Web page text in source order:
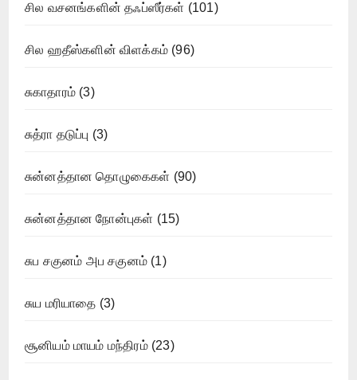
சில வசனங்களின் தஃப்ஸீர்கள் (101)
சில ஹதீஸ்களின் விளக்கம் (96)
சுகாதாரம் (3)
சுத்ரா தடுப்பு (3)
சுன்னத்தான தொழுகைகள் (90)
சுன்னத்தான நோன்புகள் (15)
சுப சகுனம் அப சகுனம் (1)
சுய மரியாதை (3)
சூனியம் மாயம் மந்திரம்(23)